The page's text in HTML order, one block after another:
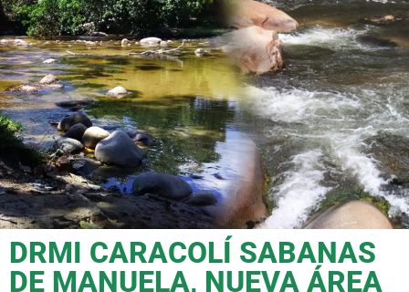
DRMI CARACOLÍ SABANAS
DE MANUELA, NUEVA ÁREA